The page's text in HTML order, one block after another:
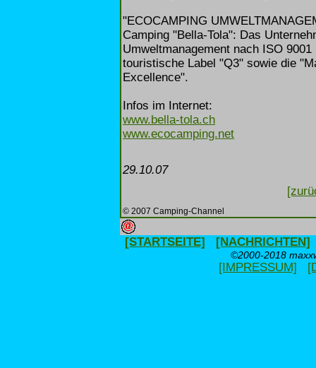
"ECOCAMPING
Camping "Bella-Tola": Das
Umweltmanagement nach ISO
touristische Label "Q3" sowie die
Excellence".
Infos im Internet:
www.bella-tola.ch
www.ecocamping.net
29.10.07
© 2007 Camping-Channel
[STARTSEITE] [NACHRICHTEN]
©2000-2018
[IMPRESSUM]